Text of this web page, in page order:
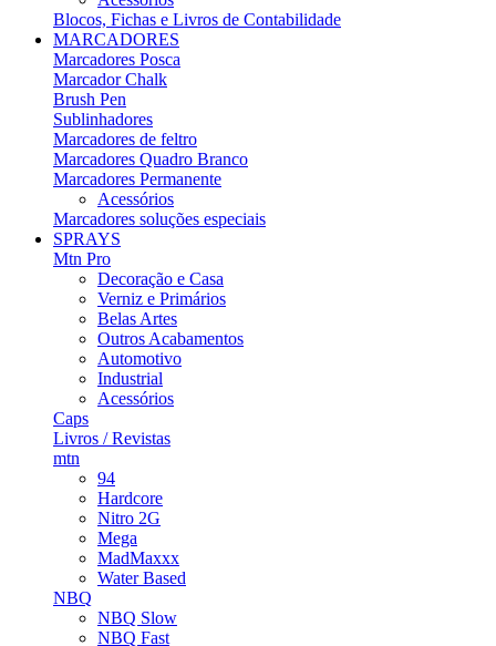
Blocos, Fichas e Livros de Contabilidade
MARCADORES
Marcadores Posca
Marcador Chalk
Brush Pen
Sublinhadores
Marcadores de feltro
Marcadores Quadro Branco
Marcadores Permanente
Acessórios
Marcadores soluções especiais
SPRAYS
Mtn Pro
Decoração e Casa
Verniz e Primários
Belas Artes
Outros Acabamentos
Automotivo
Industrial
Acessórios
Caps
Livros / Revistas
mtn
94
Hardcore
Nitro 2G
Mega
MadMaxxx
Water Based
NBQ
NBQ Slow
NBQ Fast